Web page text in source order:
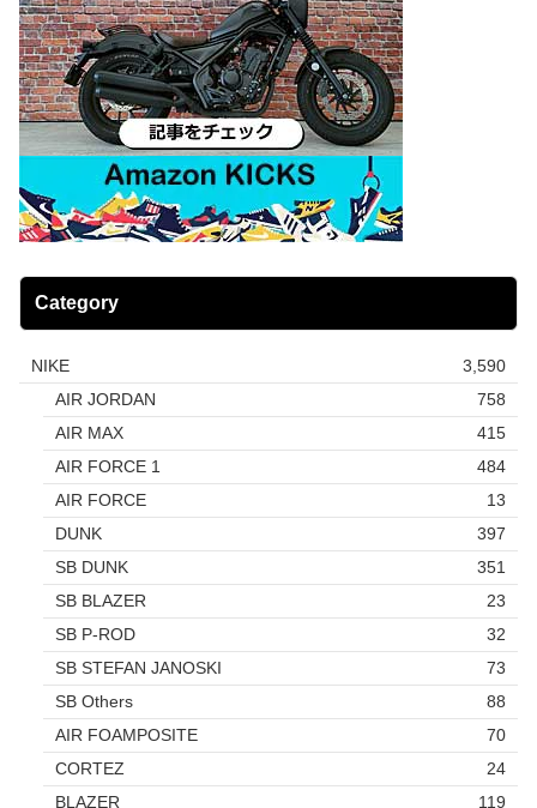
Category
NIKE
3,590
AIR JORDAN
758
AIR MAX
415
AIR FORCE 1
484
AIR FORCE
13
DUNK
397
SB DUNK
351
SB BLAZER
23
SB P-ROD
32
SB STEFAN JANOSKI
73
SB Others
88
AIR FOAMPOSITE
70
CORTEZ
24
BLAZER
119